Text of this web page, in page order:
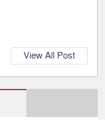
View All Post